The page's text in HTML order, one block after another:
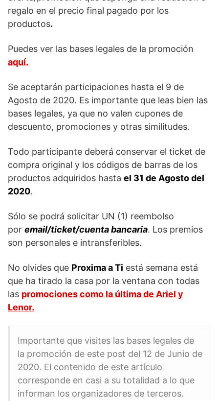
regalo en el precio final pagado por los
productos.
Puedes ver las bases legales de la promoción
aquí.
Se aceptarán participaciones hasta el 9 de
Agosto de 2020. Es importante que leas bien las
bases legales, ya que no valen cupones de
descuento, promociones y otras similitudes.
Todo participante deberá conservar el ticket de
compra original y los códigos de barras de los
productos adquiridos hasta el 31 de Agosto del
2020.
Sólo se podrá solicitar UN (1) reembolso
por email/ticket/cuenta bancaria. Los premios
son personales e intransferibles.
No olvides que Proxima a Ti está semana está
que ha tirado la casa por la ventana con todas
las promociones como la última de Ariel y
Lenor.
Importante que visites las bases legales de
la promoción de este post del 12 de Junio de
2020. El contenido de este artículo
corresponde en casi a su totalidad a lo que
informan los organizadores de terceros.